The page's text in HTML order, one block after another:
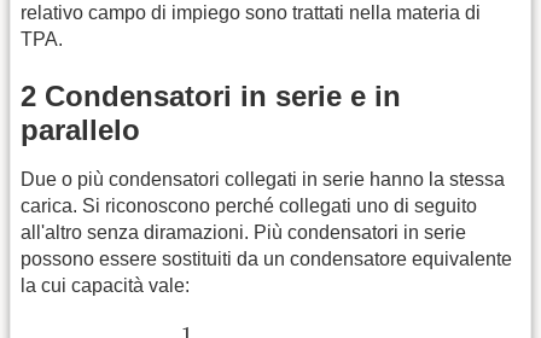
relativo campo di impiego sono trattati nella materia di
TPA.
2 Condensatori in serie e in
parallelo
Due o più condensatori collegati in serie hanno la stessa
carica. Si riconoscono perché collegati uno di seguito
all'altro senza diramazioni. Più condensatori in serie
possono essere sostituiti da un condensatore equivalente
la cui capacità vale:
2